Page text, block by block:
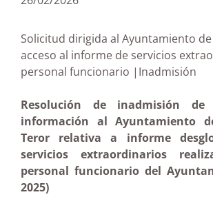
Solicitud dirigida al Ayuntamiento
acceso al informe de servicios
personal funcionario
Resolución de inadmisión
información al Ayuntamiento
Teror relativa a informe
servicios extraordinarios
personal funcionario del
2025)